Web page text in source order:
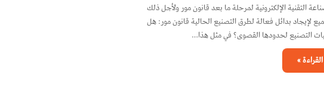
التقنية الإلكترونية لمرحلة ما بعد قانون مور ولأجل ذلك
لإيجاد بدائل فعالة لطرق التصنيع الحالية قانون مور: هل
التصنيع لحدودها القصوى؟ في مثل هذا…
»